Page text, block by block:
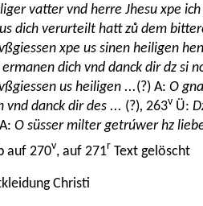
vatter vnd herre Jhesu xpe
dich verurteilt hatt zů dem
xpe us sinen heiligen
dich vnd danck dir dz si
us heiligen ...(?) A: O
vnd danck dir des ... (?), 263v Ü:
O süsser milter getrúwer hz
auf 270v, auf 271r Text gelöscht
Christi